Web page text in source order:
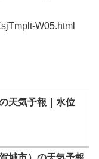
W05.html
天気予報｜水位